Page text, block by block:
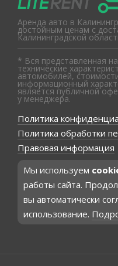
Аренда авто в
достойным ценам с
Калининградской
* Вся представленная
технические
автомобилей,
информационный
является публичной
у менеджера.
Политика
Политика обработки
Правовая информация
Мы используем
работы сайта.
вы автоматически
использование.